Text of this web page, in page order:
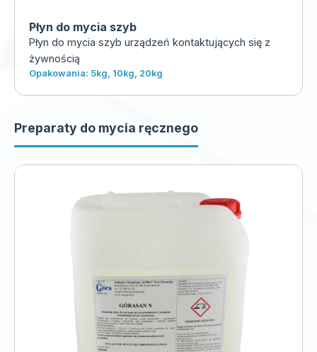
Płyn do mycia szyb
Płyn do mycia szyb urządzeń kontaktujących się z
żywnością
Opakowania: 5kg, 10kg, 20kg
Preparaty do mycia ręcznego